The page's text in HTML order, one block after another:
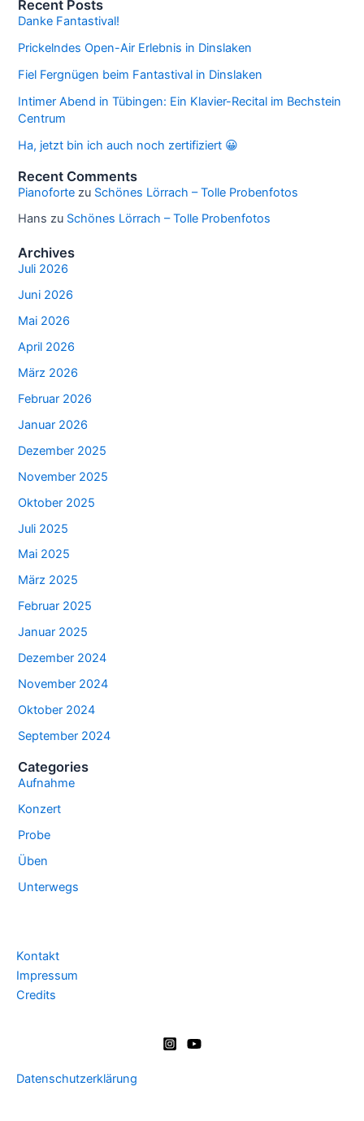
Recent Posts
Danke Fantastival!
Prickelndes Open-Air Erlebnis in Dinslaken
Fiel Fergnügen beim Fantastival in Dinslaken
Intimer Abend in Tübingen: Ein Klavier-Recital im Bechstein
Centrum
Ha, jetzt bin ich auch noch zertifiziert 😀
Recent Comments
Pianoforte zu Schönes Lörrach – Tolle Probenfotos
Hans zu Schönes Lörrach – Tolle Probenfotos
Archives
Juli 2026
Juni 2026
Mai 2026
April 2026
März 2026
Februar 2026
Januar 2026
Dezember 2025
November 2025
Oktober 2025
Juli 2025
Mai 2025
März 2025
Februar 2025
Januar 2025
Dezember 2024
November 2024
Oktober 2024
September 2024
Categories
Aufnahme
Konzert
Probe
Üben
Unterwegs
Kontakt
Impressum
Credits
Datenschutzerklärung